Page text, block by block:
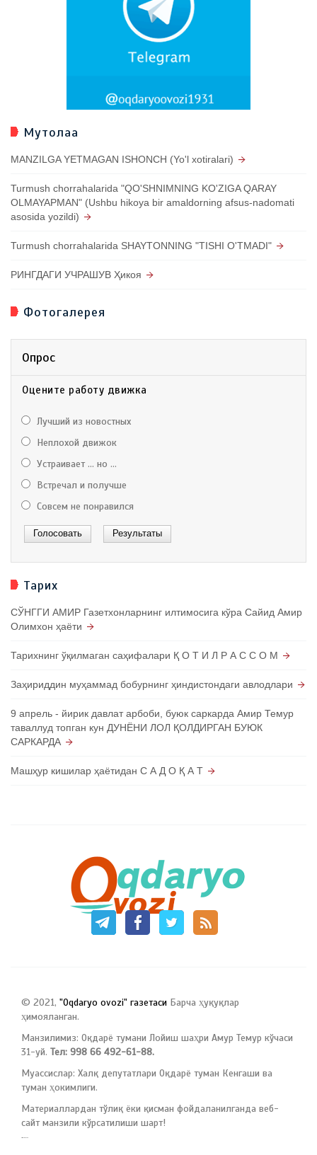
Мутолаа
MANZILGA YETMAGAN ISHONCH (Yo'l xotiralari)
Turmush chorrahalarida "QO'SHNIMNING KO'ZIGA QARAY
OLMAYAPMAN" (Ushbu hikoya bir amaldorning afsus-nadomati
asosida yozildi)
Turmush chorrahalarida SHAYTONNING "TISHI O'TMADI"
РИНГДАГИ УЧРАШУВ Ҳикоя
Фотогалерея
Опрос
Оцените работу движка
Лучший из новостных
Неплохой движок
Устраивает ... но ...
Встречал и получше
Совсем не понравился
Тарих
СЎНГГИ АМИР Газетхонларнинг илтимосига кўра Сайид Амир
Олимхон ҳаёти
Тарихнинг ўқилмаган саҳифалари Қ О Т И Л Р А С С О М
Заҳириддин муҳаммад бобурнинг ҳиндистондаги авлодлари
9 апрель - йирик давлат арбоби, буюк саркарда Амир Темур
таваллуд топган кун ДУНЁНИ ЛОЛ ҚОЛДИРГАН БУЮК
САРКАРДА
Машҳур кишилар ҳаётидан С А Д О Қ А Т
© 2021, "Oqdaryo ovozi" газетаси Барча ҳуқуқлар
ҳимояланган.
Манзилимиз: Оқдарё тумани Лойиш шаҳри Амур Темур кўчаси
31-уй. Тел: 998 66 492-61-88.
Муассислар: Халқ депутатлари Оқдарё туман Кенгаши ва
туман ҳокимлиги.
Материаллардан тўлиқ ёки қисман фойдаланилганда веб-
сайт манзили кўрсатилиши шарт!